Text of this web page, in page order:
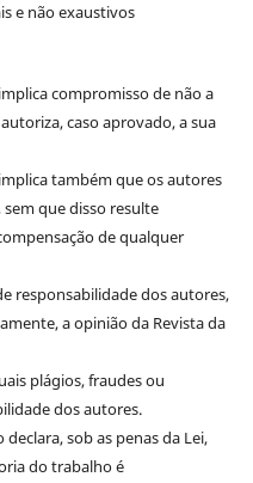
e não exaustivos
compromisso de não a
caso aprovado, a sua
também que os autores
que disso resulte
de qualquer
responsabilidade dos autores,
a opinião da Revista da
plágios, fraudes ou
dos autores.
sob as penas da Lei,
do trabalho é